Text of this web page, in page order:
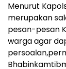
Menurut
merupakan
pesan-pesan
warga agar